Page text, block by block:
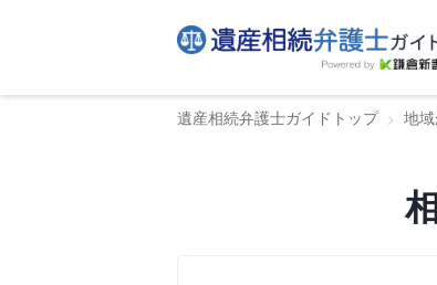
遺産相続弁護士ガイドトップ 地